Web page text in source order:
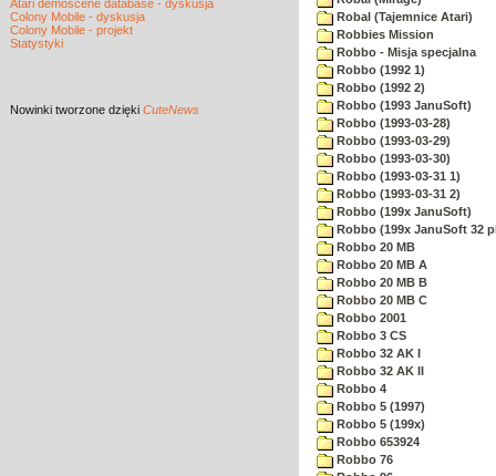
Atari demoscene database - dyskusja
Colony Mobile - dyskusja
Colony Mobile - projekt
Statystyki
Nowinki tworzone dzięki CuteNews
Robal (Tajemnice Atari)
Robbies Mission
Robbo - Misja specjalna
Robbo (1992 1)
Robbo (1992 2)
Robbo (1993 JanuSoft)
Robbo (1993-03-28)
Robbo (1993-03-29)
Robbo (1993-03-30)
Robbo (1993-03-31 1)
Robbo (1993-03-31 2)
Robbo (199x JanuSoft)
Robbo (199x JanuSoft 32
Robbo 20 MB
Robbo 20 MB A
Robbo 20 MB B
Robbo 20 MB C
Robbo 2001
Robbo 3 CS
Robbo 32 AK I
Robbo 32 AK II
Robbo 4
Robbo 5 (1997)
Robbo 5 (199x)
Robbo 653924
Robbo 76